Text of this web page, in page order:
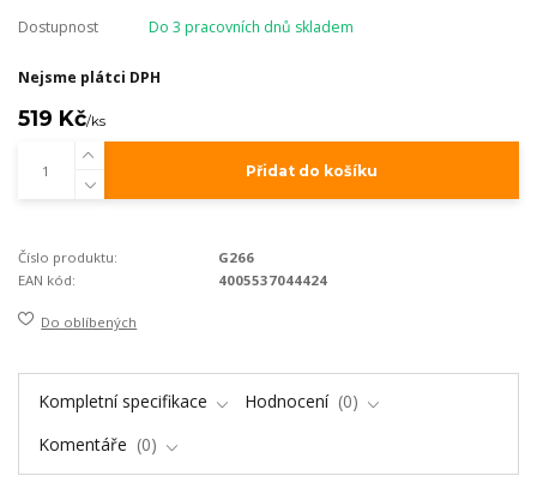
Dostupnost Do 3 pracovních dnů skladem
Nejsme plátci DPH
519 Kč/ks
Přidat do košíku
Číslo produktu:
G266
EAN kód:
4005537044424
Do oblíbených
Kompletní specifikace Hodnocení
0
Komentáře
0